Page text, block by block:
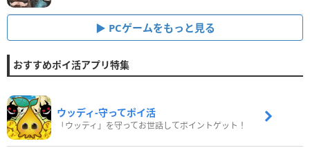
PCゲームをもっと見る
おすすめポイ活アプリ特集
ウッディ‐守ってポイ活
「ウッディ」を守ってお世話してポイントゲット！